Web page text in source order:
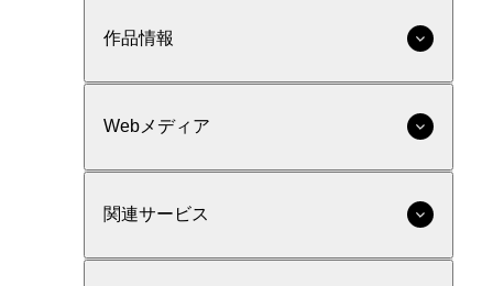
作品情報
Webメディア
関連サービス